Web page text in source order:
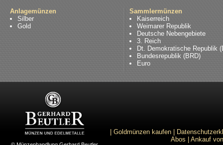
Anlagemünzen
Silber
Gold
Sammlermünzen
Kaiserreich
Weimarer Republik
Deutsche Nebengebiete
3. Reich
Dt. Demokratische Republik
Bundesrepublik (BRD)
Euro
Goldmünzen kaufen
Abos
Ankauf